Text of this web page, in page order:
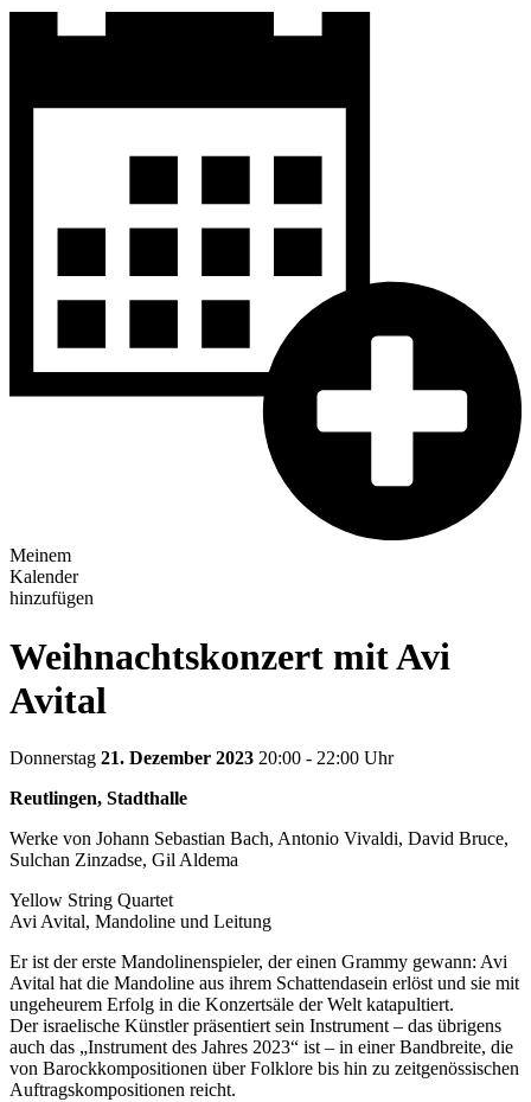
Meinem
Kalender
hinzufügen
Weihnachtskonzert mit Avi
Avital
Donnerstag 21. Dezember 2023 20:00 - 22:00 Uhr
Reutlingen, Stadthalle
Werke von Johann Sebastian Bach, Antonio Vivaldi, David Bruce,
Sulchan Zinzadse, Gil Aldema
Yellow String Quartet
Avi Avital, Mandoline und Leitung
Er ist der erste Mandolinenspieler, der einen Grammy gewann: Avi
Avital hat die Mandoline aus ihrem Schattendasein erlöst und sie mit
ungeheurem Erfolg in die Konzertsäle der Welt katapultiert.
Der israelische Künstler präsentiert sein Instrument – das übrigens
auch das „Instrument des Jahres 2023“ ist – in einer Bandbreite, die
von Barockkompositionen über Folklore bis hin zu zeitgenössischen
Auftragskompositionen reicht.